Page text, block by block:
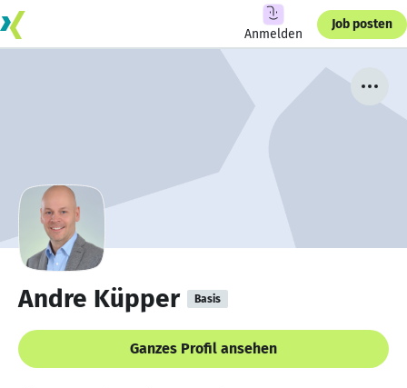
Anmelden
Job posten
Andre Küpper Basis
Ganzes Profil ansehen